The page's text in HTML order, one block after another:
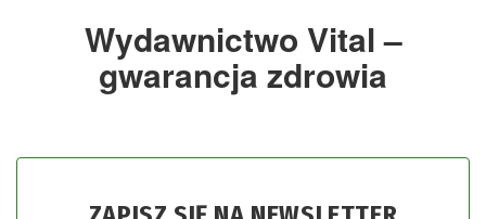
Wydawnictwo Vital –
gwarancja zdrowia